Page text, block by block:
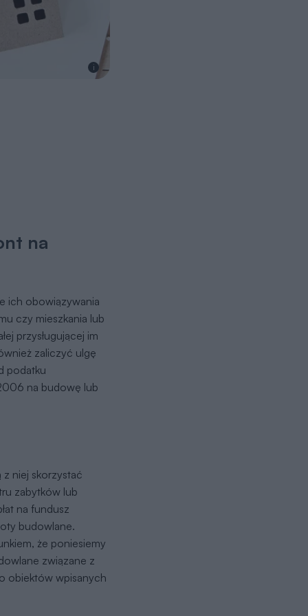
i
na
ich obowiązywania
czy mieszkania lub
przysługującej im
zaliczyć ulgę
podatku
na budowę lub
niej skorzystać
zabytków lub
na fundusz
budowlane.
że poniesiemy
związane z
obiektów wpisanych